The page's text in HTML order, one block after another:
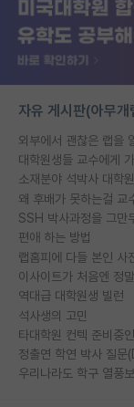
자유 게시판(아무
외부에서 괜찮은 랩을
소재분야 석박사 대학
편애 하는 방법
랩홈피에 다들 본인 사
이사이트가 처음엔 정
역대급 대학원생 빌런
석사생의 고민
정출연 학연 박사 질문